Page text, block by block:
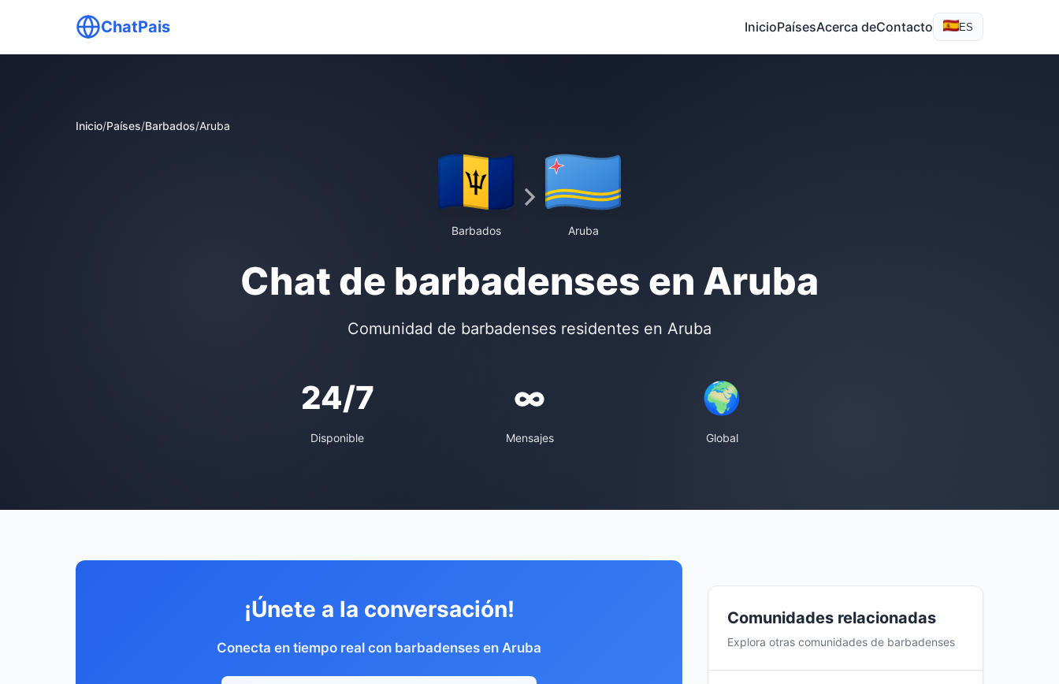
ChatPais InicioPaísesAcerca deContacto ES
Inicio/Países/Barbados/Aruba
Barbados Aruba
Chat de barbadenses en Aruba
Comunidad de barbadenses residentes en Aruba
24/7
Disponible
∞
Mensajes
🌍
Global
¡Únete a la conversación!
Conecta en tiempo real con barbadenses en Aruba
Comunidades relacionadas
Explora otras comunidades de barbadenses